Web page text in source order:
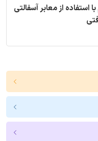
استفاده از معابر آسفالتی